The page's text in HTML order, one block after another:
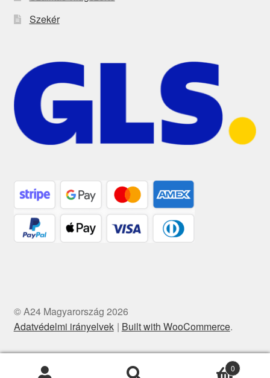
Szekér
© A24 Magyarország 2026
Adatvédelmi irányelvek
Built with WooCommerce.
Keresés
Keresés
0